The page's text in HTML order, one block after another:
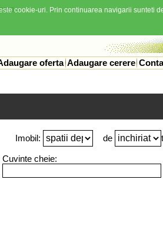
oferta Adaugare cerere
Imobil: de
Cuvinte cheie:
cookie-uri. Prin continuarea navigarii sunteti